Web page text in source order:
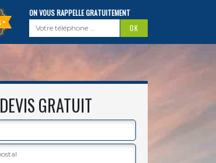
ON VOUS RAPPELLE GRATUITEMENT
DEVIS GRATUIT